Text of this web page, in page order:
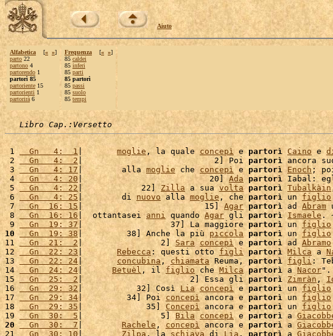
Aiuto
Alfabetica [« »]
parto 22
partono 4
partorendo 1
partorì 85
partoriente 15
partorienti 1
partorirà 6
Frequenza [« »]
85 caldei
85 inferi
85 parti
85 partorì
85 passi
85 suolo
85 tempi
Libro Cap.:Versetto
1
  Gn   4:  1
| moglie , la quale concepì e partorì Caino e
2
  Gn   4:  2
|                           2] Poi partorì ancora
3
  Gn   4: 17
|        alla moglie che concepì e partorì Enoch ;
4
  Gn   4: 20
|                          20] Ada partorì Iabal:
5
  Gn   4: 22
|            22] Zilla a sua volta partorì Tubalkàin
6
  Gn   4: 25
|        di nuovo alla moglie , che partorì un figlio
7
  Gn  16: 15
|                         15] Agar partorì ad Abram
8
  Gn  16: 16
|  ottantasei anni quando Agar gli partorì Ismaele .
9
  Gn  19: 37
|                  37] La maggiore partorì un figlio
10
  Gn  19: 38
|         38] Anche la più piccola partorì un figlio
11
  Gn  21:  2
|                2] Sara concepì e partorì ad Abramo
12
  Gn  22: 23
| Rebecca: questi otto figli partorì Milca a
13
  Gn  22: 24
| concubina , chiamata Reuma, partorì figli:
14
  Gn  24: 24
| Betuèl , il figlio che Milca partorì a Nacor".
15
  Gn  25:  2
|                      2] Essa gli partorì Zimràn ,
16
  Gn  29: 32
|           32] Così Lia concepì e partorì un figlio
17
  Gn  29: 34
|         34] Poi concepì ancora e partorì un figlio
18
  Gn  29: 35
|             35] Concepì ancora e partorì un figlio
19
  Gn  30:  5
|                5] Bila concepì e partorì a
20
  Gn  30:  7
| Rachele , concepì ancora e partorì a
21
  Gn  30: 10
| Zilpa , la schiava di Lia, partorì a